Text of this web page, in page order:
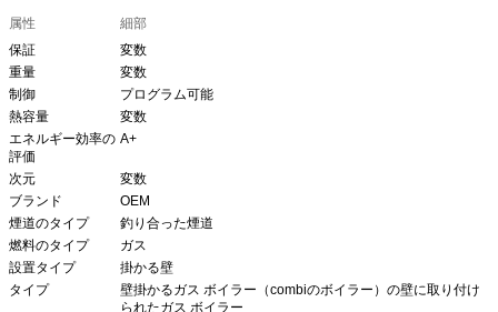
属性
細部
保証
変数
重量
変数
制御
プログラム可能
熱容量
変数
エネルギー効率の
評価
A+
次元
変数
ブランド
OEM
煙道のタイプ
釣り合った煙道
燃料のタイプ
ガス
設置タイプ
掛かる壁
タイプ
壁掛かるガス ボイラー（combiのボイラー）の壁に取り付け
られたガス ボイラー